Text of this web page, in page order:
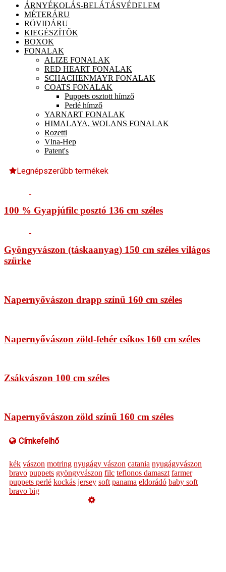
ÁRNYÉKOLÁS-BELÁTÁSVÉDELEM
MÉTERÁRU
RÖVIDÁRU
KIEGÉSZÍTŐK
BOXOK
FONALAK
ALIZE FONALAK
RED HEART FONALAK
SCHACHENMAYR FONALAK
COATS FONALAK
Puppets osztott hímző
Perlé hímző
YARNART FONALAK
HIMALAYA, WOLANS FONALAK
Rozetti
Vlna-Hep
Patent's
Legnépszerűbb termékek
100 % Gyapjúfilc posztó 136 cm széles
Gyöngyvászon (táskaanyag) 150 cm széles világos
szürke
Napernyővászon drapp színű 160 cm széles
Napernyővászon zöld-fehér csíkos 160 cm széles
Zsákvászon 100 cm széles
Napernyővászon zöld színű 160 cm széles
Címkefelhő
kék vászon motring nyugágy vászon catania nyugágyvászon
bravo puppets gyöngyvászon filc teflonos damaszt farmer
puppets perlé kockás jersey soft panama eldorádó baby soft
bravo big